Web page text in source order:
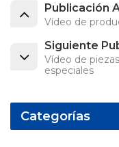
Publicación
Vídeo de
Siguiente
Vídeo de
especiales
Categorías